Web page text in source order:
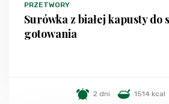
PRZETWORY
Surówka z białej kapusty do
gotowania
2 dni 1514 kcal